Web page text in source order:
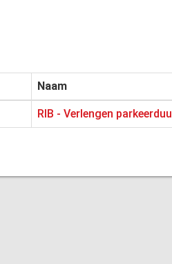
Naam
RIB - Verlengen